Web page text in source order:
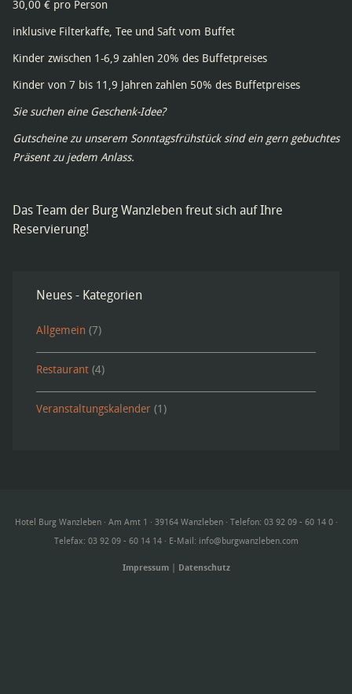
30,00 € pro Person
inklusive Filterkaffe, Tee und Saft vom Buffet
Kinder zwischen 1-6,9 zahlen 20% des Buffetpreises
Kinder von 7 bis 11,9 Jahren zahlen 50% des Buffetpreises
Sie suchen eine Geschenk-Idee?
Gutscheine zu unserem Sonntagsfrühstück sind ein gern gebuchtes
Präsent zu jedem Anlass.
Das Team der Burg Wanzleben freut sich auf Ihre
Reservierung!
Neues - Kategorien
Allgemein (7)
Restaurant (4)
Veranstaltungskalender (1)
Hotel Burg Wanzleben · Am Amt 1 · 39164 Wanzleben · Telefon: 03 92 09 - 60 14 0 ·
Telefax: 03 92 09 - 60 14 14 · E-Mail: info@burgwanzleben.com
Impressum| Datenschutz